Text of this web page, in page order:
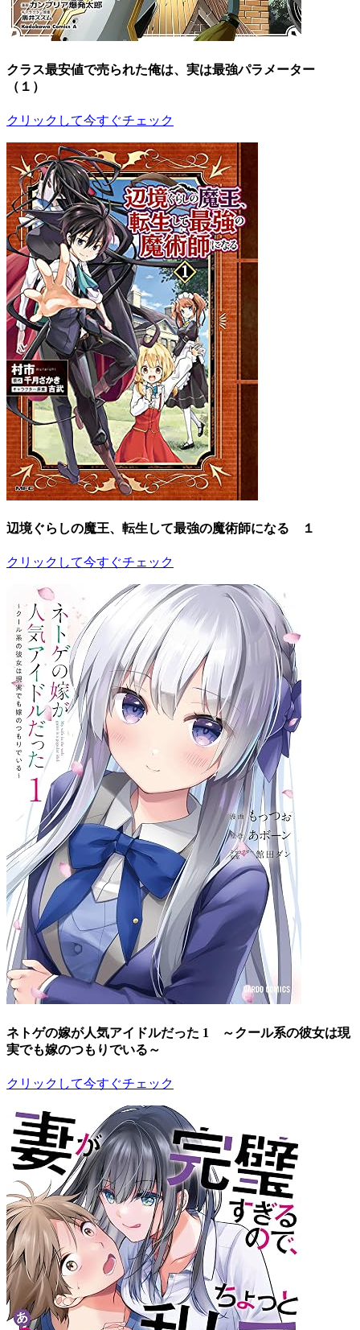
クラス最安値で売られた俺は、実は最強パラメーター
（１）
クリックして今すぐチェック
辺境ぐらしの魔王、転生して最強の魔術師になる １
クリックして今すぐチェック
ネトゲの嫁が人気アイドルだった 1 ～クール系の彼女は現
実でも嫁のつもりでいる～
クリックして今すぐチェック